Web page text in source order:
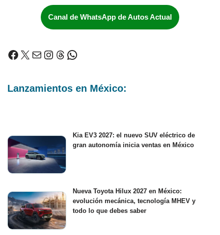
Canal de WhatsApp de Autos Actual
Lanzamientos en México:
Kia EV3 2027: el nuevo SUV eléctrico de
gran autonomía inicia ventas en México
Nueva Toyota Hilux 2027 en México:
evolución mecánica, tecnología MHEV y
todo lo que debes saber